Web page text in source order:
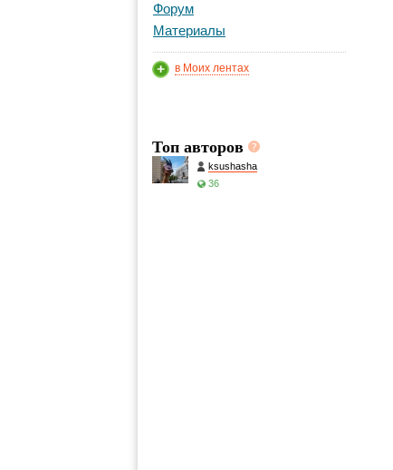
Форум
Материалы
в Моих лентах
Топ авторов
ksushasha
36